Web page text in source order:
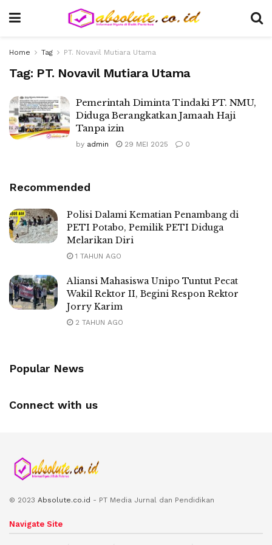
Home Tag PT. Novavil Mutiara Utama
Tag: PT. Novavil Mutiara Utama
Pemerintah Diminta Tindaki PT. NMU,
Diduga Berangkatkan Jamaah Haji
Tanpa izin
by admin 29 MEI 2025 0
Recommended
Polisi Dalami Kematian Penambang di
PETI Potabo, Pemilik PETI Diduga
Melarikan Diri
1 TAHUN AGO
Aliansi Mahasiswa Unipo Tuntut Pecat
Wakil Rektor II, Begini Respon Rektor
Jorry Karim
2 TAHUN AGO
Popular News
Connect with us
© 2023 Absolute.co.id - PT Media Jurnal dan Pendidikan
Navigate Site